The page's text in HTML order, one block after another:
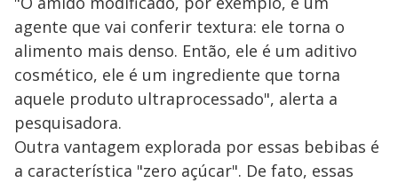
agente que vai conferir textura: ele torna o
alimento mais denso. Então, ele é um aditivo
cosmético, ele é um ingrediente que torna
aquele produto ultraprocessado", alerta a
pesquisadora.
Outra vantagem explorada por essas bebibas é
a característica "zero açúcar". De fato, essas